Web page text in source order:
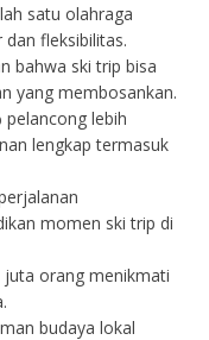
satu olahraga
fleksibilitas.
bahwa ski trip bisa
yang membosankan.
pelancong lebih
lengkap termasuk
momen ski trip di
orang menikmati
budaya lokal